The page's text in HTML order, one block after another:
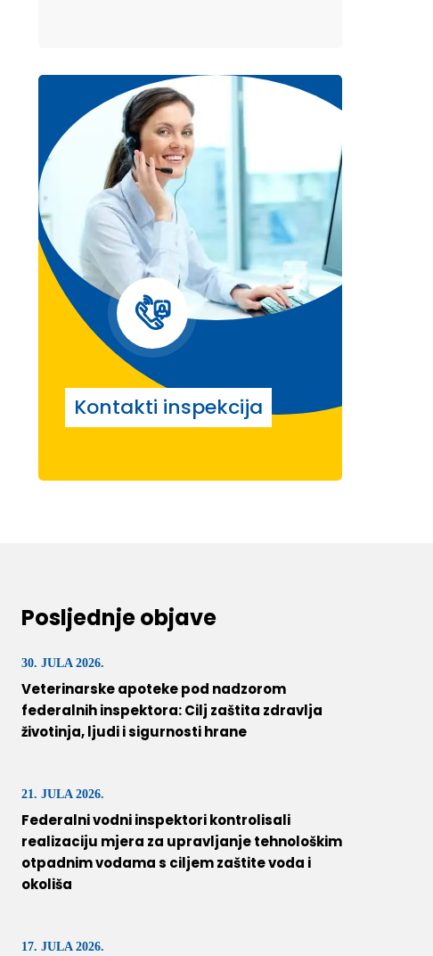
Kontakti inspekcija
Posljednje objave
30. JULA 2026.
Veterinarske apoteke pod nadzorom
federalnih inspektora: Cilj zaštita zdravlja
životinja, ljudi i sigurnosti hrane
21. JULA 2026.
Federalni vodni inspektori kontrolisali
realizaciju mjera za upravljanje tehnološkim
otpadnim vodama s ciljem zaštite voda i
okoliša
17. JULA 2026.